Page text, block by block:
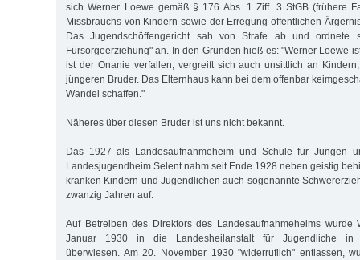
sich Werner Loewe gemäß § 176 Abs. 1 Ziff. 3 StGB (frühere
Missbrauchs von Kindern sowie der Erregung öffentlichen
Das Jugendschöffengericht sah von Strafe ab und ordnete
Fürsorgeerziehung" an. In den Gründen hieß es: "Werner Loewe
ist der Onanie verfallen, vergreift sich auch unsittlich an
jüngeren Bruder. Das Elternhaus kann bei dem offenbar
Wandel schaffen."
Näheres über diesen Bruder ist uns nicht bekannt.
Das 1927 als Landesaufnahmeheim und Schule für Jungen
Landesjugendheim Selent nahm seit Ende 1928 neben geistig
kranken Kindern und Jugendlichen auch sogenannte
zwanzig Jahren auf.
Auf Betreiben des Direktors des Landesaufnahmeheims wurde
Januar 1930 in die Landesheilanstalt für Jugendliche in
überwiesen. Am 20. November 1930 "widerruflich" entlassen,